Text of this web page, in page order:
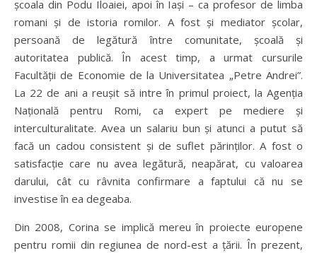
școala din Podu Iloaiei, apoi în Iași – ca profesor de limba
romani și de istoria romilor. A fost și mediator școlar,
persoană de legătură între comunitate, școală și
autoritatea publică. În acest timp, a urmat cursurile
Facultății de Economie de la Universitatea „Petre Andrei”.
La 22 de ani a reușit să intre în primul proiect, la Agenția
Națională pentru Romi, ca expert pe mediere și
interculturalitate. Avea un salariu bun și atunci a putut să
facă un cadou consistent și de suflet părinților. A fost o
satisfacție care nu avea legătură, neapărat, cu valoarea
darului, cât cu râvnita confirmare a faptului că nu se
investise în ea degeaba.
Din 2008, Corina se implică mereu în proiecte europene
pentru romii din regiunea de nord-est a țării. În prezent,